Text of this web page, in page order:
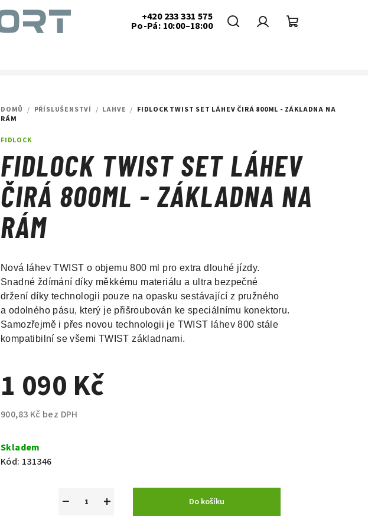
+420 233 331 575
Po-Pá: 10:00–18:00
DOMŮ / PŘÍSLUŠENSTVÍ / LAHVE / FIDLOCK TWIST SET LÁHEV ČIRÁ 800ML - ZÁKLADNA NA
RÁM
FIDLOCK
FIDLOCK TWIST SET LÁHEV
ČIRÁ 800ML - ZÁKLADNA NA
RÁM
Nová láhev TWIST o objemu 800 ml pro extra dlouhé jízdy.
Snadné ždímání díky měkkému materiálu a ultra bezpečné
držení díky technologii pouze na opasku sestávající z pružného
a odolného pásu, který je přišroubován ke speciálnímu konektoru.
Samozřejmě i přes novou technologii je TWIST láhev 800 stále
kompatibilní se všemi TWIST základnami.
1 090 Kč
900,83 Kč bez DPH
cena:
Skladem
Kód: 131346
+
− Do košíku